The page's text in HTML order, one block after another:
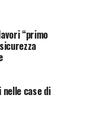
“primo
case di